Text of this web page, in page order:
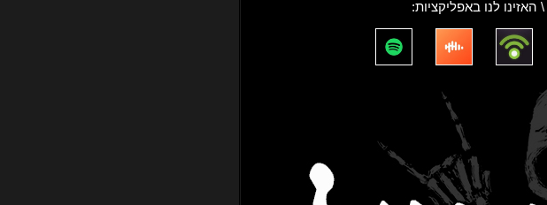
\ האזינו לנו באפליקציות: